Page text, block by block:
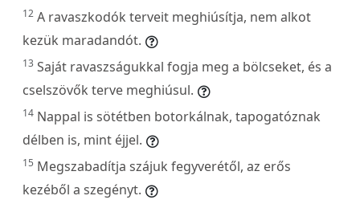
12 A ravaszkodók terveit meghiúsítja, nem alkot
kezük maradandót.
13 Saját ravaszságukkal fogja meg a bölcseket, és a
cselszövők terve meghiúsul.
14 Nappal is sötétben botorkálnak, tapogatóznak
délben is, mint éjjel.
15 Megszabadítja szájuk fegyverétől, az erős
kezéből a szegényt.